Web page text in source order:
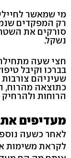
מי שמאשר
רק המפקדים
סורקים את
נשקל.
חצי שעה
בברכו וקיבל
שעיניהם
כתוצאה מהרוח,
הרוחות
מעדיפים
לאחר כשעה
לקראת משימות